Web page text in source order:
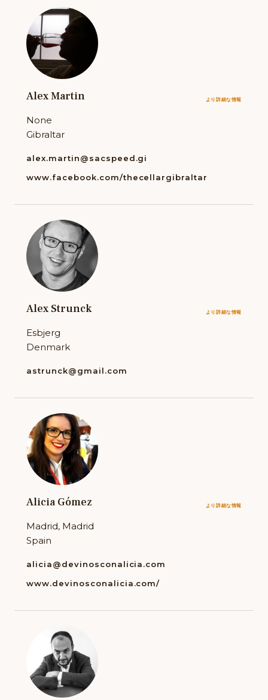
Alex Martin より詳細な情報
None
Gibraltar
alex.martin@sacspeed.gi
www.facebook.com/thecellargibraltar
Alex Strunck より詳細な情報
Esbjerg
Denmark
astrunck@gmail.com
Alicia Gómez より詳細な情報
Madrid, Madrid
Spain
alicia@devinosconalicia.com
www.devinosconalicia.com/